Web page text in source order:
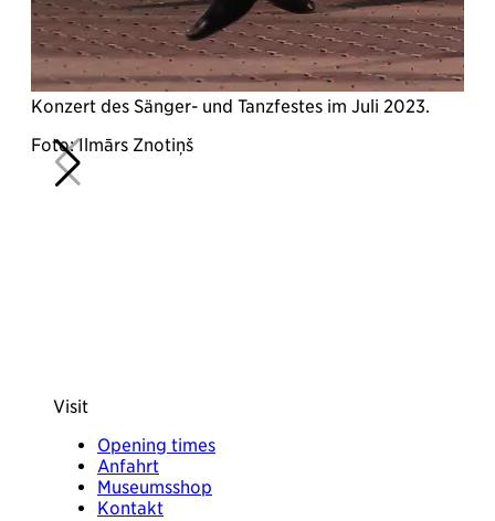
Konzert des Sänger- und Tanzfestes im Juli 2023.
Foto: Ilmārs Znotiņš
Visit
Opening times
Anfahrt
Museumsshop
Kontakt